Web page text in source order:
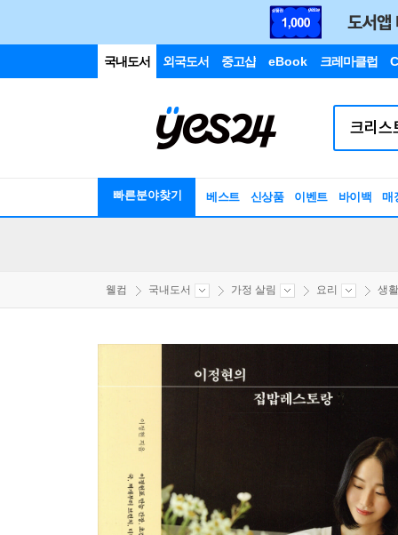
국내도서 외국도서 중고샵 eBook 크레마클럽
빠른분야찾기 베스트 신상품 이벤트 바이백 매
웰컴 국내도서 가정 살림 요리 생